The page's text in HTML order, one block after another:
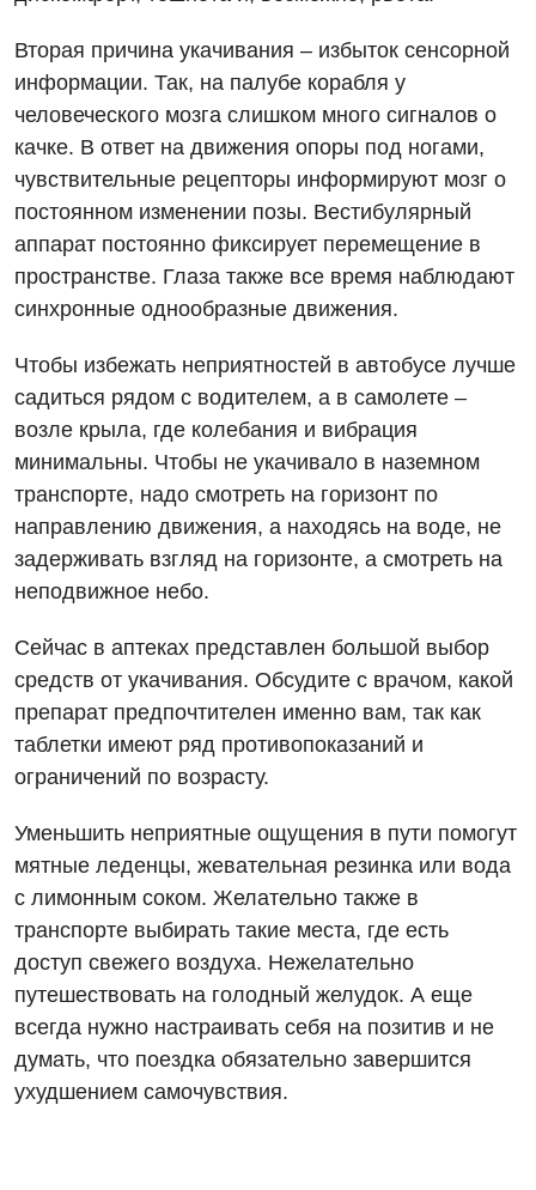
Кардиология
Маммология
Неврология
Ортопедия и травматология
Оториноларингология
Проктология
Пульмонология
Ревматология
Терапия
Урология
Хирургическое отделение
Эндокринология
Для детей
Детская аллергология
Детская гастроэнтерология
Детская гинекология
Детская дерматовенерология
Детская кардиоревматология
Детская неврология
Вторая причина укачивания – избыток сенсорной
информации. Так, на палубе корабля у
человеческого мозга слишком много сигналов о
качке. В ответ на движения опоры под ногами,
чувствительные рецепторы информируют мозг о
постоянном изменении позы. Вестибулярный
аппарат постоянно фиксирует перемещение в
пространстве. Глаза также все время наблюдают
синхронные однообразные движения.
Чтобы избежать неприятностей в автобусе лучше
садиться рядом с водителем, а в самолете –
возле крыла, где колебания и вибрация
минимальны. Чтобы не укачивало в наземном
транспорте, надо смотреть на горизонт по
направлению движения, а находясь на воде, не
задерживать взгляд на горизонте, а смотреть на
неподвижное небо.
Сейчас в аптеках представлен большой выбор
средств от укачивания. Обсудите с врачом, какой
препарат предпочтителен именно вам, так как
таблетки имеют ряд противопоказаний и
ограничений по возрасту.
Уменьшить неприятные ощущения в пути помогут
мятные леденцы, жевательная резинка или вода
с лимонным соком. Желательно также в
транспорте выбирать такие места, где есть
доступ свежего воздуха. Нежелательно
путешествовать на голодный желудок. А еще
всегда нужно настраивать себя на позитив и не
думать, что поездка обязательно завершится
ухудшением самочувствия.